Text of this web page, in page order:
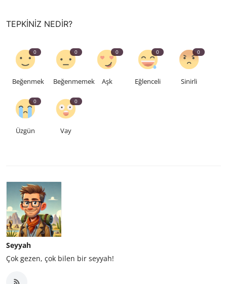
TEPKINIZ NEDIR?
0
Beğenmek
0
Beğenmemek
0
Aşk
0
Eğlenceli
0
Sinirli
0
Üzgün
0
Vay
Seyyah
Çok gezen, çok bilen bir seyyah!